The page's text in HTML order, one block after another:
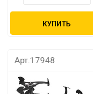
КУПИТЬ
Арт.17948